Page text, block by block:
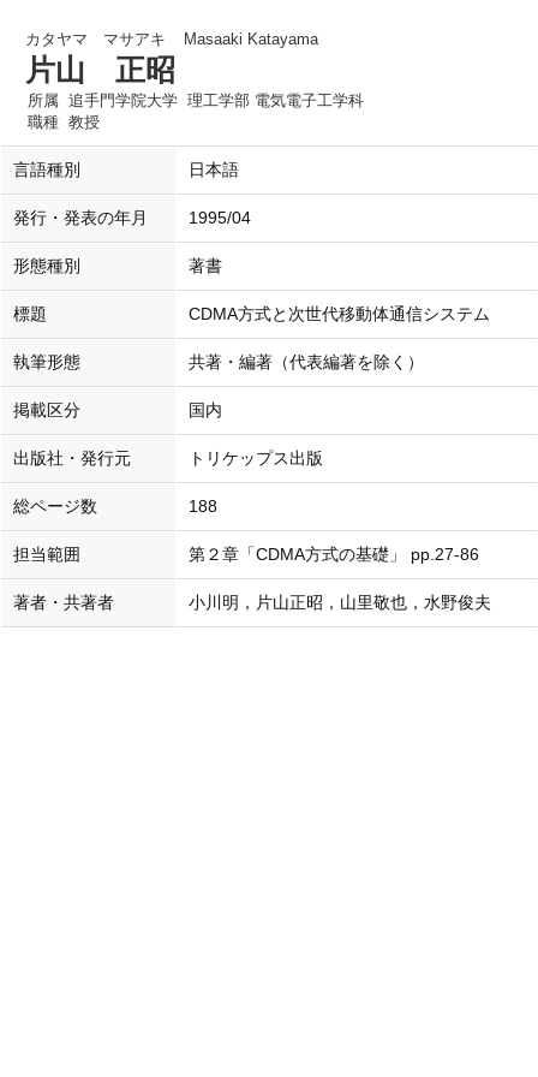
カタヤマ マサアキ Masaaki Katayama
片山 正昭
所属 追手門学院大学 理工学部 電気電子工学科
職種 教授
言語種別 日本語
発行・発表の年月 1995/04
形態種別 著書
標題 CDMA方式と次世代移動体通信システム
執筆形態 共著・編著（代表編著を除く）
掲載区分 国内
出版社・発行元 トリケップス出版
総ページ数 188
担当範囲 第２章「CDMA方式の基礎」 pp.27-86
著者・共著者 小川明，片山正昭，山里敬也，水野俊夫